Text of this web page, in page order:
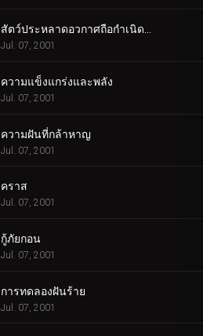
สัตว์ประหลาดอวกาศถือกำเนิดบนโลก
Jul. 07, 2001
ความแข็งแกร่งและพลัง
Jul. 07, 2001
ความฝันที่กล้าหาญ
Jul. 07, 2001
คราส
Jul. 07, 2001
กู้ภัยกอน
Jul. 07, 2001
การทดลองฝันร้าย
Jul. 07, 2001